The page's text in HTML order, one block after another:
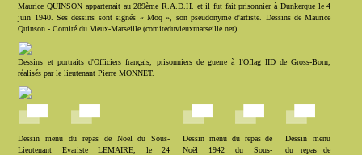
Maurice QUINSON appartenait au 289ème R.A.D.H. et il fut fait prisonnier à Dunkerque le 4
juin 1940. Ses dessins sont signés « Moq », son pseudonyme d'artiste. Dessins de Maurice
Quinson - Comité du Vieux-Marseille (comiteduvieuxmarseille.net)
Dessins et portraits d'Officiers français, prisonniers de guerre à l'Oflag IID de Gross-Born,
réalisés par le lieutenant Pierre MONNET.
Dessin menu du repas de Noël du Sous-
Lieutenant Evariste LEMAIRE, le 24
Dessin menu du repas de
Noël 1942 du Sous-
Dessin menu
du repas de